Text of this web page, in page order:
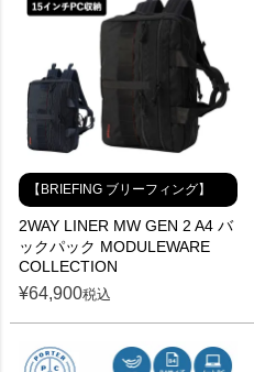
【BRIEFING ブリーフィング】
2WAY LINER MW GEN 2 A4 バ
ックパック MODULEWARE
COLLECTION
¥64,900税込